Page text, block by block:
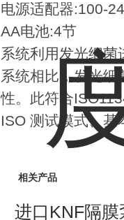
电源适配器:100-
AA电池:4节
系统利用发光细
系统相比，发光
性。此符合
ISO 测试模式、
相关产品
进口KNF隔